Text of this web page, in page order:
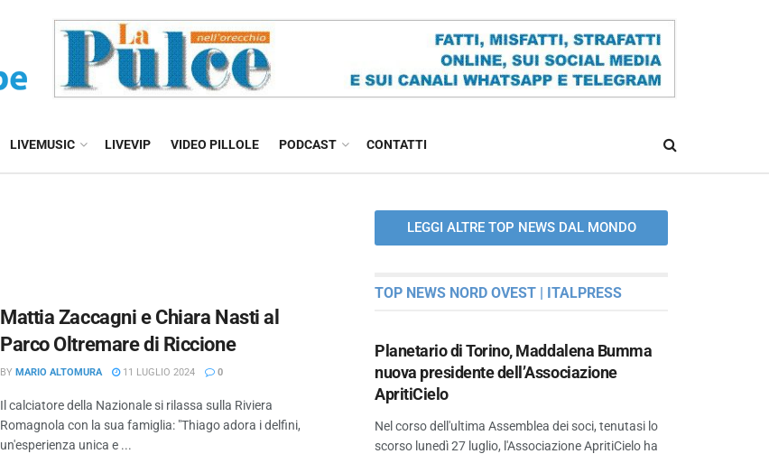
LIVEMUSIC LIVEVIP VIDEO PILLOLE PODCAST CONTATTI
Mattia Zaccagni e Chiara Nasti al
Parco Oltremare di Riccione
BY MARIO ALTOMURA 11 LUGLIO 2024 0
Il calciatore della Nazionale si rilassa sulla Riviera
Romagnola con la sua famiglia: "Thiago adora i delfini,
un'esperienza unica e ...
LEGGI ALTRE TOP NEWS DAL MONDO
TOP NEWS NORD OVEST | ITALPRESS
Planetario di Torino, Maddalena Bumma
nuova presidente dell’Associazione
ApritiCielo
Nel corso dell'ultima Assemblea dei soci, tenutasi lo
scorso lunedì 27 luglio, l'Associazione ApritiCielo ha